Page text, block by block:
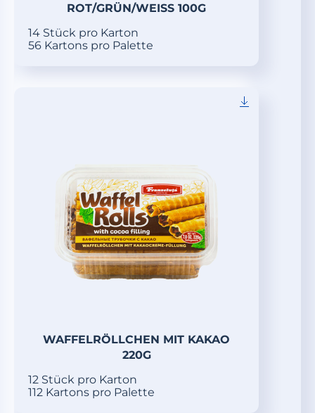
ROT/GRÜN/WEISS 100G
14 Stück pro Karton
56 Kartons pro Palette
WAFFELRÖLLCHEN MIT KAKAO
220G
12 Stück pro Karton
112 Kartons pro Palette